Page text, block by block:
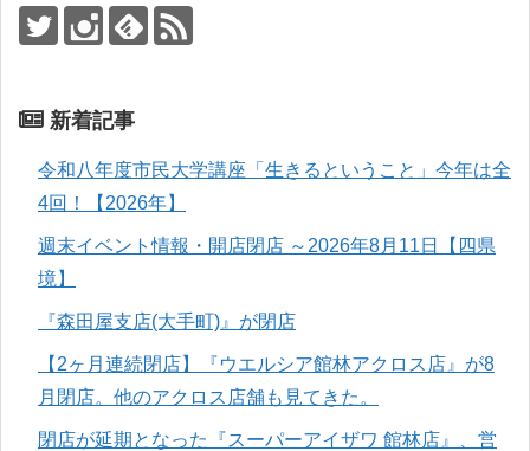
新着記事
令和八年度市民大学講座「生きるということ」今年は全
4回！【2026年】
週末イベント情報・開店閉店 ～2026年8月11日【四県
境】
『森田屋支店(大手町)』が閉店
【2ヶ月連続閉店】『ウエルシア館林アクロス店』が8
月閉店。他のアクロス店舗も見てきた。
閉店が延期となった『スーパーアイザワ 館林店』、営